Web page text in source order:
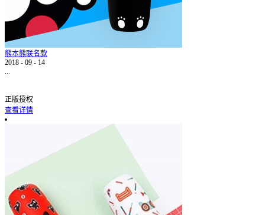
熊本熊联名款
2018 - 09 - 14
...
正版授权
查看详情